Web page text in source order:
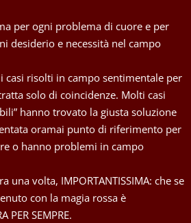
per ogni problema di cuore e per
desiderio e necessità nel campo
casi risolti in campo sentimentale per
solo di coincidenze. Molti casi
hanno trovato la giusta soluzione
oramai punto di riferimento per
o hanno problemi in campo
una volta, IMPORTANTISSIMA: che se
con la magia rossa è
PER SEMPRE.